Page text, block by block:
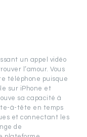
un appel vidéo
l’amour. Vous
téléphone puisque
sur iPhone et
sa capacité à
à-tête en temps
et connectant les
de